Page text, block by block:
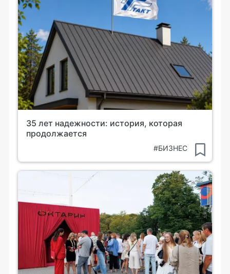
35 лет надежности: история, которая
продолжается
#БИЗНЕС